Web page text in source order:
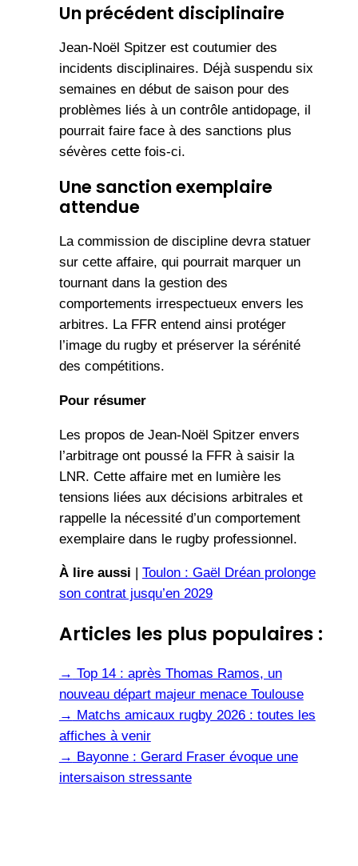
Un précédent disciplinaire
Jean-Noël Spitzer est coutumier des
incidents disciplinaires. Déjà suspendu six
semaines en début de saison pour des
problèmes liés à un contrôle antidopage, il
pourrait faire face à des sanctions plus
sévères cette fois-ci.
Une sanction exemplaire
attendue
La commission de discipline devra statuer
sur cette affaire, qui pourrait marquer un
tournant dans la gestion des
comportements irrespectueux envers les
arbitres. La FFR entend ainsi protéger
l’image du rugby et préserver la sérénité
des compétitions.
Pour résumer
Les propos de Jean-Noël Spitzer envers
l’arbitrage ont poussé la FFR à saisir la
LNR. Cette affaire met en lumière les
tensions liées aux décisions arbitrales et
rappelle la nécessité d’un comportement
exemplaire dans le rugby professionnel.
À lire aussi
Toulon : Gaël Dréan prolonge
son contrat jusqu’en 2029
Articles les plus populaires :
→ Top 14 : après Thomas Ramos, un
nouveau départ majeur menace Toulouse
→ Matchs amicaux rugby 2026 : toutes les
affiches à venir
→ Bayonne : Gerard Fraser évoque une
intersaison stressante